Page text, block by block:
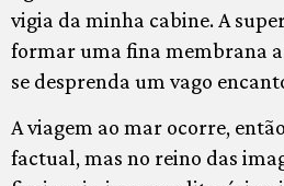
vigia da minha cabine. A
formar uma fina membrana
se desprenda um vago
A viagem ao mar ocorre,
factual, mas no reino das